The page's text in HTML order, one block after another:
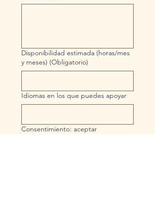
Disponibilidad estimada (horas/mes
y meses) (Obligatorio)
Idiomas en los que puedes apoyar
Consentimiento: aceptar